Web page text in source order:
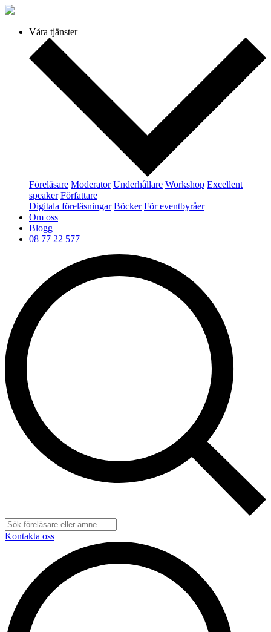
Våra tjänster
Föreläsare Moderator Underhållare Workshop Excellent
speaker Författare
Digitala föreläsningar Böcker För eventbyråer
Om oss
Blogg
08 77 22 577
Kontakta oss